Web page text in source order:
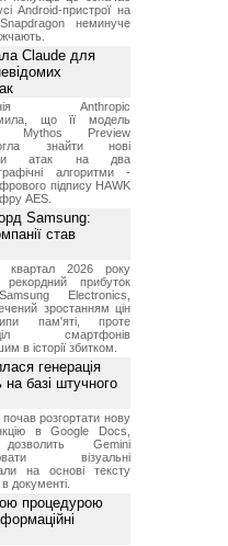
Android-пристрої на
неминуче
Claude для
Anthropic
що її модель
Mythos Preview
знайти нові
атак на два
алгоритми -
підпису HAWK
AES.
Samsung:
став
квартал 2026 року
рекордний прибуток
Electronics,
зростанням цін
пам'яті, проте
смартфонів
в історії збитком.
генерація
на базі штучного
розгортати нову
в Google Docs,
Gemini
візуальні
на основі тексту
документі.
процедурою